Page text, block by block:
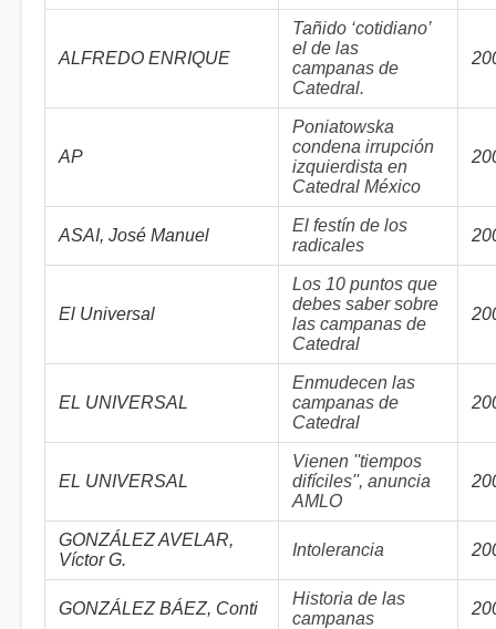
ALFREDO ENRIQUE
Tañido ‘cotidiano’
el de las
campanas de
Catedral.
AP
Poniatowska
condena irrupción
izquierdista en
Catedral México
ASAI, José Manuel
El festín de los
radicales
El Universal
Los 10 puntos que
debes saber sobre
las campanas de
Catedral
EL UNIVERSAL
Enmudecen las
campanas de
Catedral
EL UNIVERSAL
Vienen ''tiempos
difíciles'', anuncia
AMLO
GONZÁLEZ AVELAR,
Víctor G.
Intolerancia
GONZÁLEZ BÁEZ, Conti
Historia de las
campanas